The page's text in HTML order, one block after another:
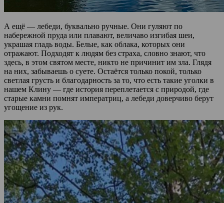
А ещё — лебеди, буквально ручные. Они гуляют по
набережной пруда или плавают, величаво изгибая шеи,
украшая гладь воды. Белые, как облака, которых они
отражают. Подходят к людям без страха, словно знают, что
здесь, в этом святом месте, никто не причинит им зла. Глядя
на них, забываешь о суете. Остаётся только покой, только
светлая грусть и благодарность за то, что есть такие уголки в
нашем Клину — где история переплетается с природой, где
старые камни помнят императриц, а лебеди доверчиво берут
угощение из рук.